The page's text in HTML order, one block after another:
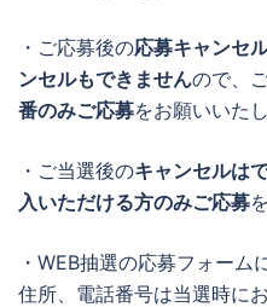
・ご応募後の応募キャンセ
ンセルもできませんので、
番のみご応募をお願いいたし
・ご当選後のキャンセルは
入いただける方のみご応募
・WEB抽選の応募フォー
住所、電話番号は当選時に